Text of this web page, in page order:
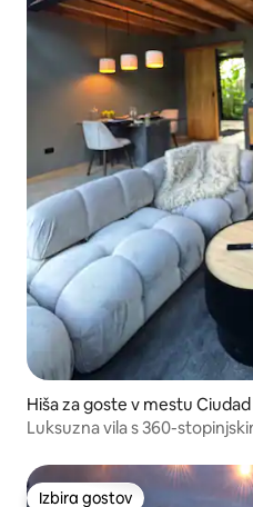
Hiša za goste v mestu
Luksuzna vila s 360-
Izbira gostov